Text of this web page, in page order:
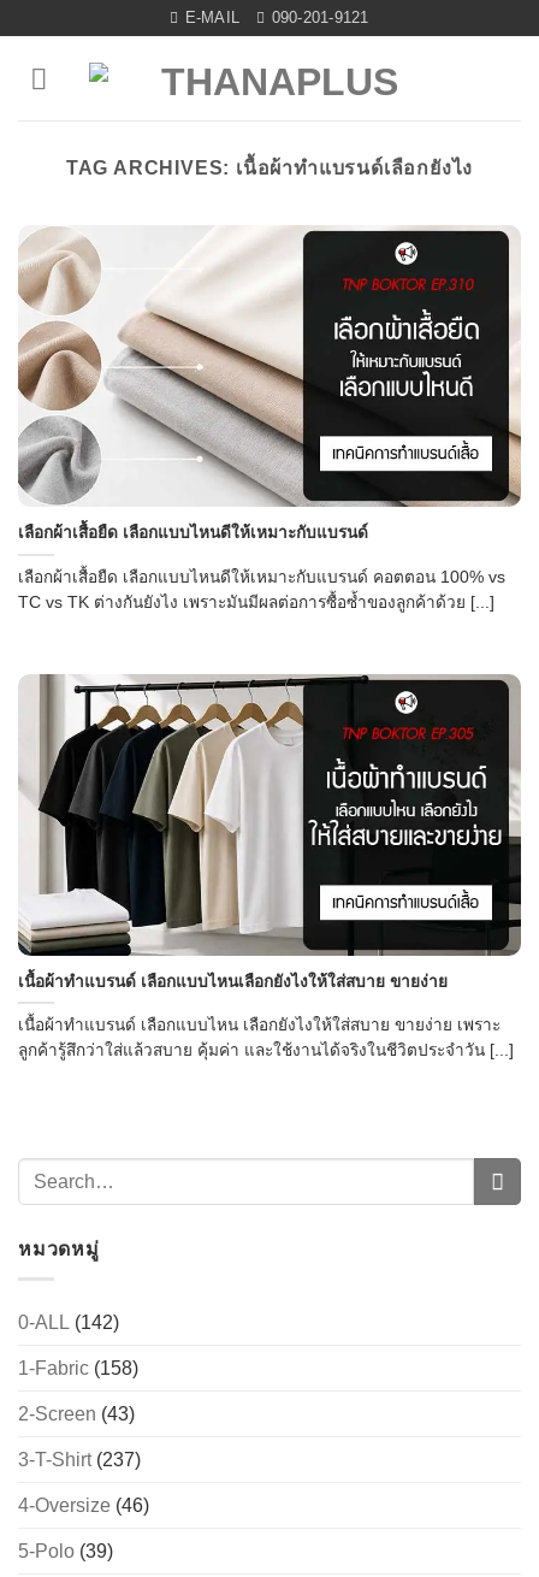
content
E-MAIL 090-201-9121
TAG ARCHIVES: เนื้อผ้าทำแบรนด์เลือกยังไง
เลือกผ้าเสื้อยืด เลือกแบบไหนดีให้เหมาะกับแบรนด์
เลือกผ้าเสื้อยืด เลือกแบบไหนดีให้เหมาะกับแบรนด์ คอตตอน 100% vs
TC vs TK ต่างกันยังไง เพราะมันมีผลต่อการซื้อซ้ำของลูกค้าด้วย [...]
เนื้อผ้าทำแบรนด์ เลือกแบบไหนเลือกยังไงให้ใส่สบาย ขายง่าย
เนื้อผ้าทำแบรนด์ เลือกแบบไหน เลือกยังไงให้ใส่สบาย ขายง่าย เพราะ
ลูกค้ารู้สึกว่าใส่แล้วสบาย คุ้มค่า และใช้งานได้จริงในชีวิตประจำวัน [...]
หมวดหมู่
0-ALL (142)
1-Fabric (158)
2-Screen (43)
3-T-Shirt(237)
4-Oversize (46)
5-Polo (39)